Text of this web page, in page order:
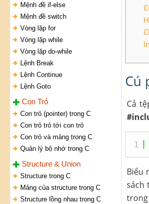
Mệnh đề if-else
Mệnh đề switch
Vòng lặp for
Vòng lặp while
Vòng lặp do-while
Lệnh Break
Lệnh Continue
Lệnh Goto
Con Trỏ
Con trỏ (pointer) trong C
Con trỏ trỏ tới con trỏ
Con trỏ và mảng trong C
Quản lý bộ nhớ trong C
Structure & Union
Structure trong C
Mảng của structure trong C
Structure lồng nhau trong C
Cú
Cả
1
Biểu
sách
trong